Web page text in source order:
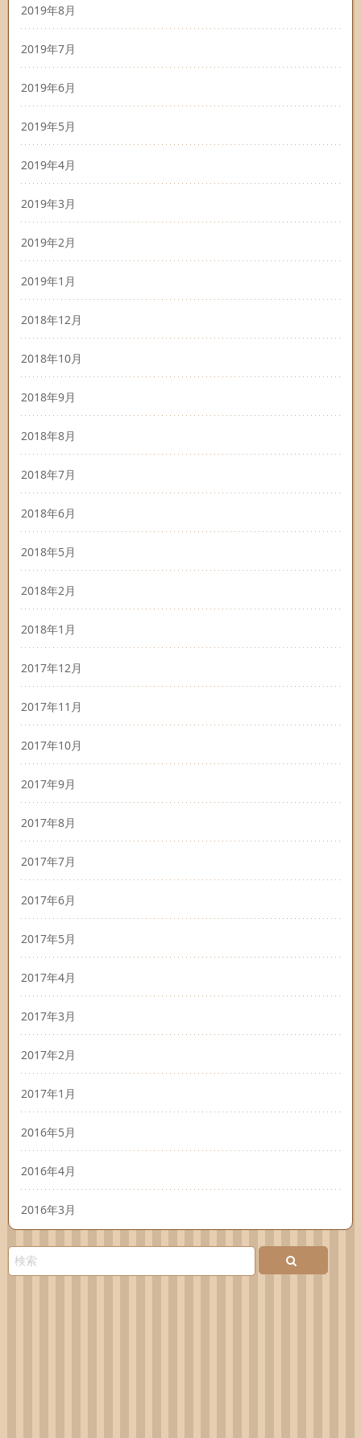
2019年8月
2019年7月
2019年6月
2019年5月
2019年4月
2019年3月
2019年2月
2019年1月
2018年12月
2018年10月
2018年9月
2018年8月
2018年7月
2018年6月
2018年5月
2018年2月
2018年1月
2017年12月
2017年11月
2017年10月
2017年9月
2017年8月
2017年7月
2017年6月
2017年5月
2017年4月
2017年3月
2017年2月
2017年1月
2016年5月
2016年4月
2016年3月